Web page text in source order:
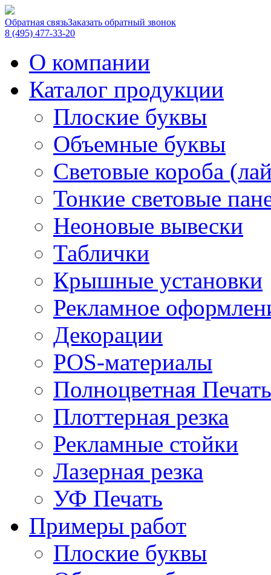
Обратная связьЗаказать обратный звонок
8 (495) 477-33-20
О компании
Каталог продукции
Плоские буквы
Объемные буквы
Световые короба
Тонкие световые
Неоновые вывески
Таблички
Крышные установки
Рекламное
Декорации
POS-материалы
Полноцветная Печать
Плоттерная резка
Рекламные стойки
Лазерная резка
УФ Печать
Примеры работ
Плоские буквы